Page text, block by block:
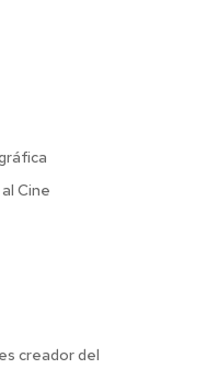
Cine
creador del